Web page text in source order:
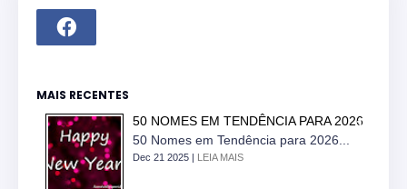
MAIS RECENTES
50 NOMES EM TENDÊNCIA PARA 2026
50 Nomes em Tendência para 2026...
Dec 21 2025 | LEIA MAIS